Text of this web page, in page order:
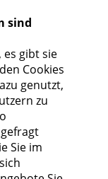
sind
es gibt sie
Cookies
genutzt,
zu
Sie im